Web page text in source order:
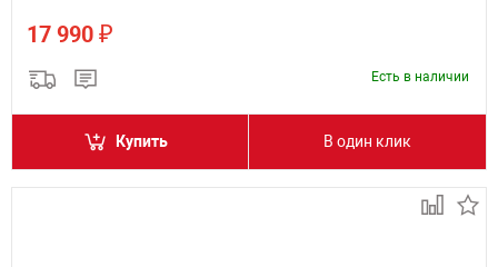
17 990 ₽
Есть в наличии
Купить В один клик